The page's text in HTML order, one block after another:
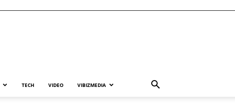
TECH VIDEO VIBIZMEDIA